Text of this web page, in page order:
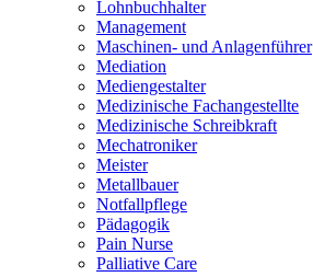
Lohnbuchhalter
Management
Maschinen- und Anlagenführer
Mediation
Mediengestalter
Medizinische Fachangestellte
Medizinische Schreibkraft
Mechatroniker
Meister
Metallbauer
Notfallpflege
Pädagogik
Pain Nurse
Palliative Care